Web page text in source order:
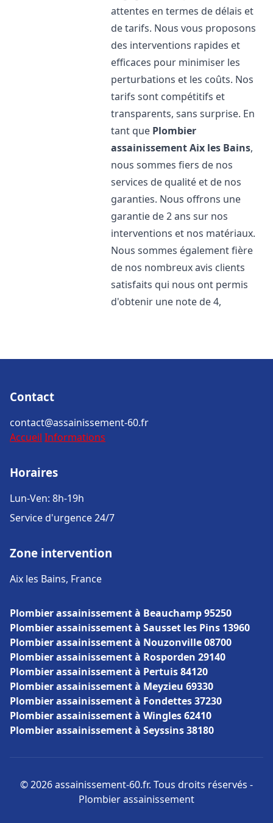
attentes en termes de délais et
de tarifs. Nous vous proposons
des interventions rapides et
efficaces pour minimiser les
perturbations et les coûts. Nos
tarifs sont compétitifs et
transparents, sans surprise. En
tant que Plombier
assainissementAix les Bains,
nous sommes fiers de nos
services de qualité et de nos
garanties. Nous offrons une
garantie de 2 ans sur nos
interventions et nos matériaux.
Nous sommes également fière
de nos nombreux avis clients
satisfaits qui nous ont permis
d'obtenir une note de 4,
Contact
contact@assainissement-60.fr
Accueil Informations
Horaires
Lun-Ven: 8h-19h
Service d'urgence 24/7
Zone intervention
Aix les Bains, France
Plombier assainissement à Beauchamp 95250
Plombier assainissement à Sausset les Pins 13960
Plombier assainissement à Nouzonville 08700
Plombier assainissement à Rosporden 29140
Plombier assainissement à Pertuis 84120
Plombier assainissement à Meyzieu 69330
Plombier assainissement à Fondettes 37230
Plombier assainissement à Wingles 62410
Plombier assainissement à Seyssins 38180
© 2026 assainissement-60.fr. Tous droits réservés -
Plombier assainissement